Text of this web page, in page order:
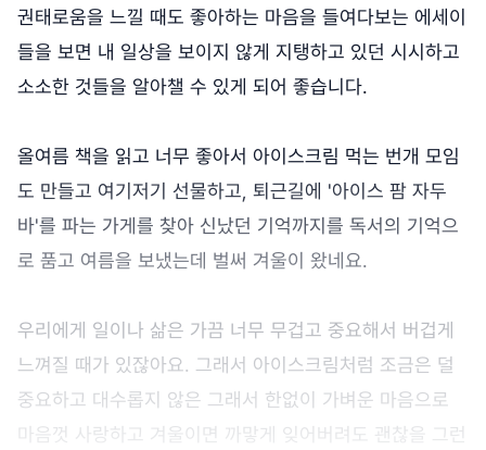
권태로움을 느낄 때도 좋아하는 마음을 들여다보는 에세이
들을 보면 내 일상을 보이지 않게 지탱하고 있던 시시하고
소소한 것들을 알아챌 수 있게 되어 좋습니다.
올여름 책을 읽고 너무 좋아서 아이스크림 먹는 번개 모임
도 만들고 여기저기 선물하고, 퇴근길에 '아이스 팜 자두
바'를 파는 가게를 찾아 신났던 기억까지를 독서의 기억으
로 품고 여름을 보냈는데 벌써 겨울이 왔네요.
우리에게 일이나 삶은 가끔 너무 무겁고 중요해서 버겁게
느껴질 때가 있잖아요. 그래서 아이스크림처럼 조금은 덜
중요하고 대수롭지 않은 그래서 한없이 가벼운 마음으로
마음껏 사랑하고 겨울이면 까맣게 잊어버려도 괜찮을 그런